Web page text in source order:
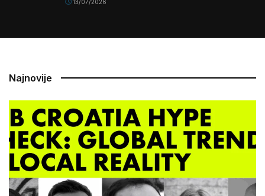
13/07/2026
Najnovije